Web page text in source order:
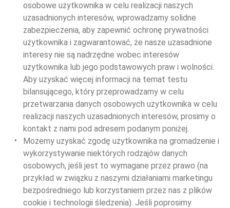
osobowe użytkownika w celu realizacji naszych
uzasadnionych interesów, wprowadzamy solidne
zabezpieczenia, aby zapewnić ochronę prywatności
użytkownika i zagwarantować, że nasze uzasadnione
interesy nie są nadrzędne wobec interesów
użytkownika lub jego podstawowych praw i wolności.
Aby uzyskać więcej informacji na temat testu
bilansującego, który przeprowadzamy w celu
przetwarzania danych osobowych użytkownika w celu
realizacji naszych uzasadnionych interesów, prosimy o
kontakt z nami pod adresem podanym poniżej.
Możemy uzyskać zgodę użytkownika na gromadzenie i
wykorzystywanie niektórych rodzajów danych
osobowych, jeśli jest to wymagane przez prawo (na
przykład w związku z naszymi działaniami marketingu
bezpośredniego lub korzystaniem przez nas z plików
cookie i technologii śledzenia). Jeśli poprosimy